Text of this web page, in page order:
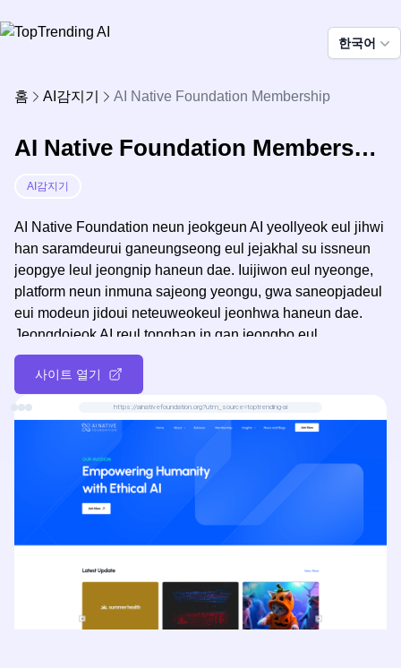
한국어
홈 AI감지기 AI Native Foundation Membership
AI Native Foundation Membership
AI감지기
AI Native Foundation neun jeokgeun AI yeollyeok eul jihwi
han saramdeurui ganeungseong eul jejakhal su issneun
jeopgye leul jeongnip haneun dae. Iuijiwon eul nyeonge,
platform neun inmuna sajeong yeongu, gwa saneopjadeul
eui modeun jidoui neteuweokeul jeonhwa haneun dae.
Jeongdojeok AI reul tonghan in gan jeongbo eul
hongbokhaneun geudeulg aeuui misioneul iyongji haneun
AI Native Foundation neun gagmanchin jayeongeong gwa
jejeungnyeon jidoui weonmyeon eul tonghaeseo i uiwon
deulg eul deo nopi jejakal su issda. Oneul AI-gwanhyeong
dijiteol byeonhwau eui jeobgeumeul gangwon doeseo AI-
jeongsin jeokeung eui mirae reul jijhara.
사이트 열기
https://ainativefoundation.org?utm_source=toptrending-ai